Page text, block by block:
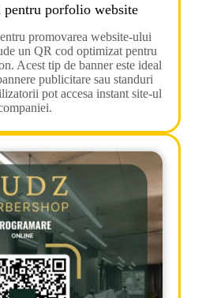
pentru porfolio website
promovarea website-ului
un QR cod optimizat pentru
Acest tip de banner este ideal
publicitare sau standuri
pot accesa instant site-ul